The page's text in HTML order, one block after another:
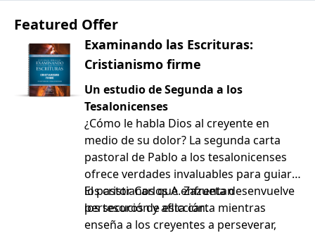
Featured Offer
Examinando las Escrituras:
Cristianismo firme
Un estudio de Segunda a los
Tesalonicenses
¿Cómo le habla Dios al creyente en
medio de su dolor? La segunda carta
pastoral de Pablo a los tesalonicenses
ofrece verdades invaluables para guiar a
los cristianos que enfrentan
persecución y aflicción.
El pastor Carlos A. Zazueta desenvuelve
los tesoros de esta carta mientras
enseña a los creyentes a perseverar,